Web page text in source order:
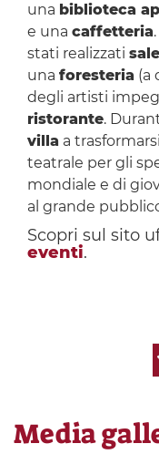
una biblioteca
e una caffetteria
stati realizzati
una foresteria (a
degli artisti
ristorante.
villa a
teatrale per gli
mondiale e di
al grande
Scopri sul sito
eventi.
Media